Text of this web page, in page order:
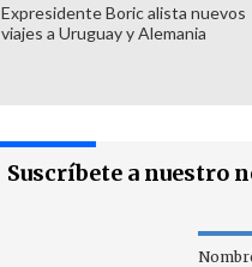
Expresidente Boric alista nuevos
viajes a Uruguay y Alemania
Suscríbete a nuestro